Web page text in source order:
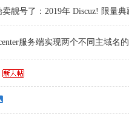
靓号了：2019年 Discuz! 限量
服务端实现两个不同主域名